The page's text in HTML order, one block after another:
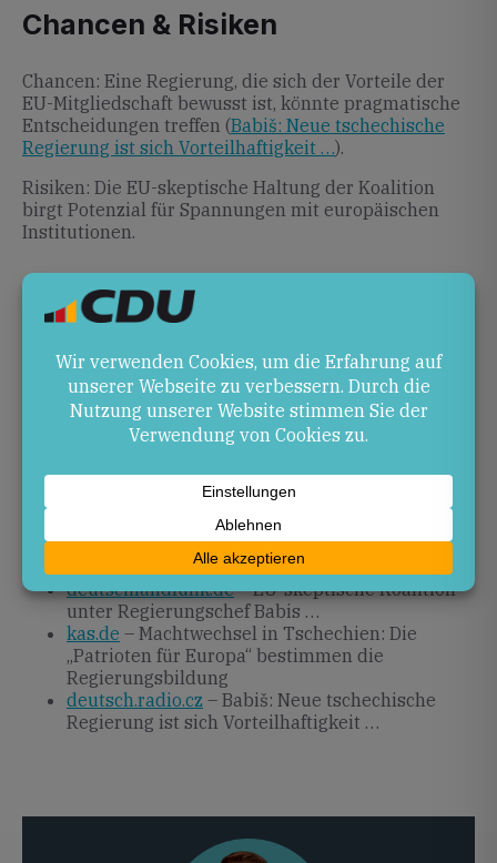
Chancen & Risiken
Chancen: Eine Regierung, die sich der Vorteile der
EU-Mitgliedschaft bewusst ist, könnte pragmatische
Entscheidungen treffen (Babiš: Neue tschechische
Regierung ist sich Vorteilhaftigkeit …).
Risiken: Die EU-skeptische Haltung der Koalition
birgt Potenzial für Spannungen mit europäischen
Institutionen.
Ausblick
zur EU in konkrete Politik umsetzt und welche
Prioritäten sie in der Europapolitik setzt.
– EU-skeptische Koalition unter
Regierungschef Babis …
deutschlandfunk.de– EU-skeptische Koalition
unter Regierungschef Babis …
deutschlandfunk.de– EU-skeptische Koalition
unter Regierungschef Babis …
kas.de – Machtwechsel in Tschechien: Die
„Patrioten für Europa“ bestimmen die
Regierungsbildung
deutsch.radio.cz – Babiš: Neue tschechische
Regierung ist sich Vorteilhaftigkeit …